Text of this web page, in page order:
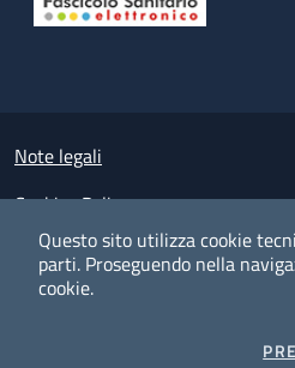
Questo sito utilizza cookie
parti. Proseguendo nella
cookie.
Small prints
Note legali
Cookies Policy
Policy privacy e protezione del
Albo pretorio on-line